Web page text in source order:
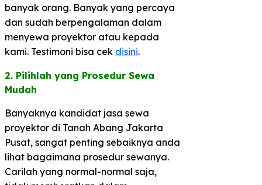
banyak orang. Banyak yang percaya
dan sudah berpengalaman dalam
menyewa proyektor atau kepada
kami. Testimoni bisa cek disini.
2. Pilihlah yang Prosedur Sewa
Mudah​
Banyaknya kandidat jasa sewa
proyektor di Tanah Abang Jakarta
Pusat, sangat penting sebaiknya anda
lihat bagaimana prosedur sewanya.
Carilah yang normal-normal saja,